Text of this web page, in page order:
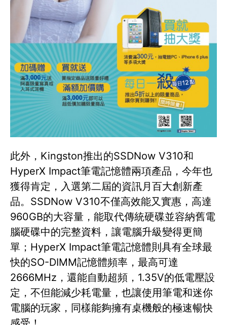
此外，Kingston推出的SSDNow V310和
HyperX Impact筆電記憶體兩項產品，今年也
獲得肯定，入選第二屆的資訊月百大創新產
品。SSDNow V310不僅高效能又實惠，高達
960GB的大容量，能取代傳統硬碟並容納舊電
腦硬碟中的完整資料，讓電腦升級變得更簡
單；HyperX Impact筆電記憶體則具有全球最
快的SO-DIMM記憶體頻率，最高可達
2666MHz，還能自動超頻，1.35V的低電壓設
定，不但能減少耗電量，也讓使用筆電和迷你
電腦的玩家，同樣能夠擁有桌機般的極速暢快